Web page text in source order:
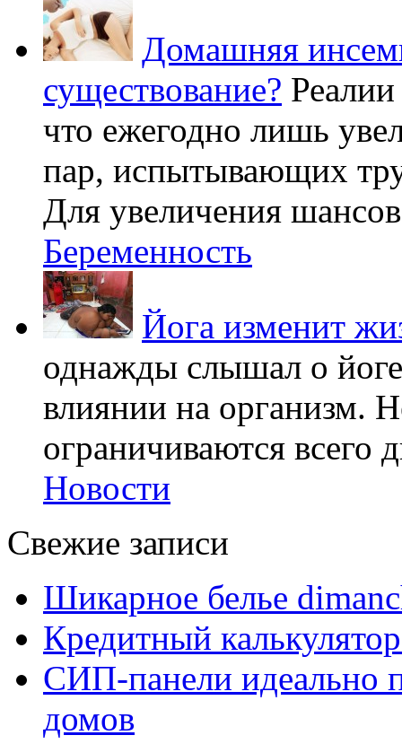
Домашняя
существование?
что ежегодно лишь
пар, испытывающих
Для увеличения
Беременность
Йога изменит
однажды слышал о
влиянии на организм.
ограничиваются всего
Новости
Свежие записи
Шикарное белье
Кредитный
СИП-панели идеально
домов